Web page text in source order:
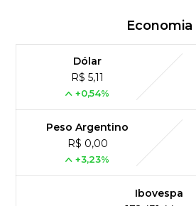
Economia
Dólar
R$ 5,11
+0,54%
Peso Argentino
R$ 0,00
+3,23%
Ibovespa